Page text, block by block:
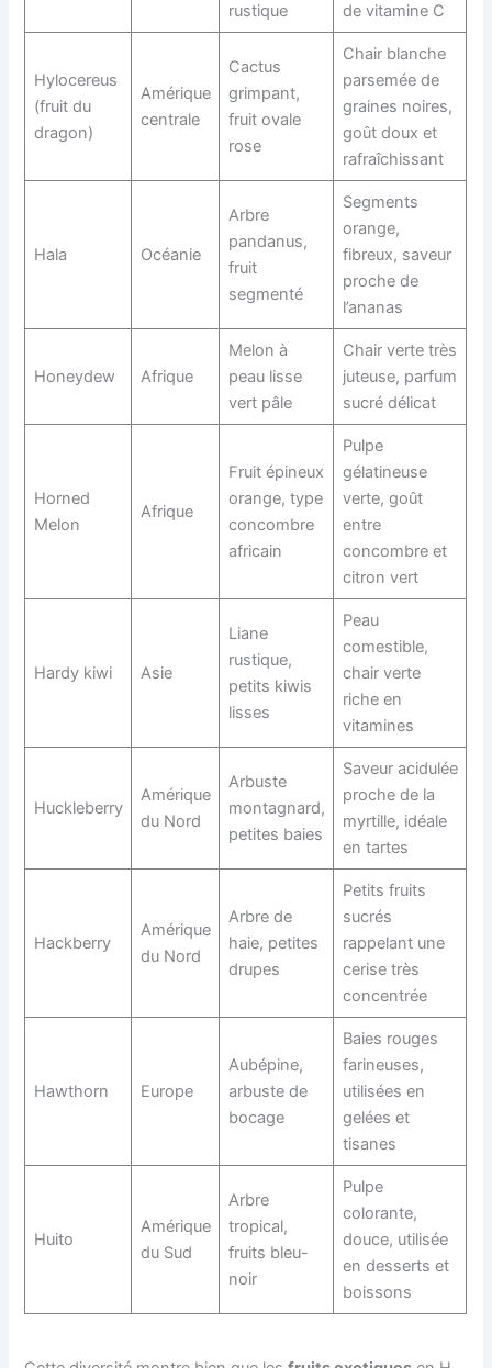
rustique
de vitamine C
Hylocereus
(fruit du
dragon)
Amérique
centrale
Cactus
grimpant,
fruit ovale
rose
Chair blanche
parsemée de
graines noires,
goût doux et
rafraîchissant
Hala Océanie
Arbre
pandanus,
fruit
segmenté
Segments
orange,
fibreux, saveur
proche de
l’ananas
Honeydew Afrique
Melon à
peau lisse
vert pâle
Chair verte très
juteuse, parfum
sucré délicat
Horned
Melon
Afrique
Fruit épineux
orange, type
concombre
africain
Pulpe
gélatineuse
verte, goût
entre
concombre et
citron vert
Hardy kiwi Asie
Liane
rustique,
petits kiwis
lisses
Peau
comestible,
chair verte
riche en
vitamines
Huckleberry
Amérique
du Nord
Arbuste
montagnard,
petites baies
Saveur acidulée
proche de la
myrtille, idéale
en tartes
Hackberry
Amérique
du Nord
Arbre de
haie, petites
drupes
Petits fruits
sucrés
rappelant une
cerise très
concentrée
Hawthorn Europe
Aubépine,
arbuste de
bocage
Baies rouges
farineuses,
utilisées en
gelées et
tisanes
Huito
Amérique
du Sud
Arbre
tropical,
fruits bleu-
noir
Pulpe
colorante,
douce, utilisée
en desserts et
boissons